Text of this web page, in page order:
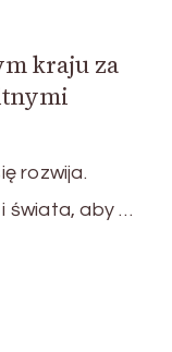
kraju za
rozwija.
świata, aby …